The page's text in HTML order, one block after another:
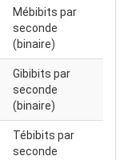
Mébibits par
seconde
(binaire)
Gibibits par
seconde
(binaire)
Tébibits par
seconde